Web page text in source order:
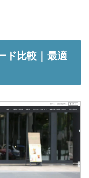
ド比較｜最適